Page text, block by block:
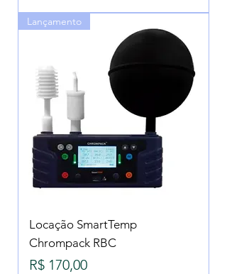
Lançamento
Locação SmartTemp
Chrompack RBC
Preço
R$ 170,00